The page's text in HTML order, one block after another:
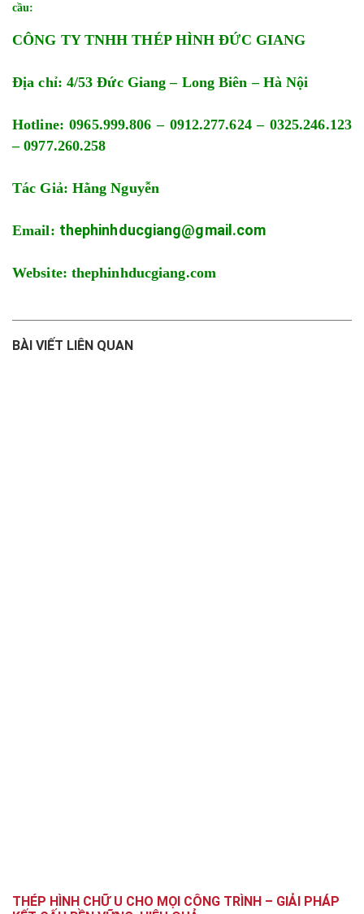
cầu:
CÔNG TY TNHH THÉP HÌNH ĐỨC GIANG
Địa chỉ: 4/53 Đức Giang – Long Biên – Hà Nội
Hotline: 0965.999.806 – 0912.277.624 – 0325.246.123
– 0977.260.258
Tác Giả: Hằng Nguyễn
Email: thephinhducgiang@gmail.com
Website: thephinhducgiang.com
BÀI VIẾT LIÊN QUAN
THÉP HÌNH CHỮ U CHO MỌI CÔNG TRÌNH – GIẢI PHÁP